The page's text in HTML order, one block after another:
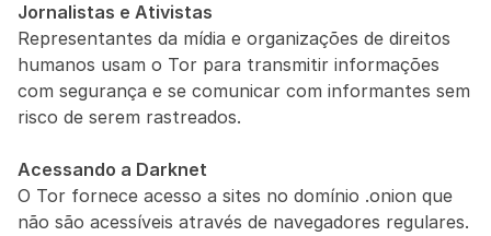
Jornalistas e Ativistas
Representantes da mídia e organizações de direitos
humanos usam o Tor para transmitir informações
com segurança e se comunicar com informantes sem
risco de serem rastreados.
Acessando a Darknet
O Tor fornece acesso a sites no domínio .onion que
não são acessíveis através de navegadores regulares.